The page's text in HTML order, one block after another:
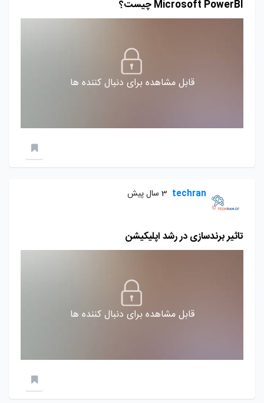
Microsoft PowerBI چیست؟
قابل مشاهده برای دنبال کننده ها
techran 3 سال پیش
تاثیر برندسازی در رشد اپلیکیشن
قابل مشاهده برای دنبال کننده ها